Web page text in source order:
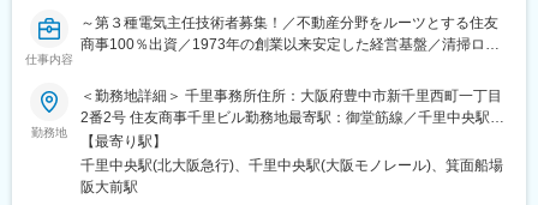
気にお客様のつくった商品を「安全・安心・より早く」運びま
す。
（３）新東総業：「街をつくる」・建設で、私たちの住む街を元
いをしていきます。
◎「健康経営優良法人2026」に認定されました
変更の範囲：会社の定める業務
仕事内容
～第３種電気主任技術者募集！／不動産分野をルーツとする住友
商事100％出資／1973年の創業以来安定した経営基盤／清掃ロボ
企業／就労環境◎～
■職務概要
住友商事千里ビルにおける電気設備点検の手順書作成や実施管理
及び電気設備・ビル設備全般の更新又は改修計画企画を担当頂き
ます。
勤務地
＜勤務地詳細＞ 千里事務所住所：大阪府豊中市新千里西町一丁目
2番2号 住友商事千里ビル勤務地最寄駅：御堂筋線／千里中央駅受
動喫煙対策：敷地内喫煙可能場所あり変更の範囲：会社の定める
事業所
【最寄り駅】
千里中央駅(北大阪急行)、千里中央駅(大阪モノレール)、箕面船場
阪大前駅